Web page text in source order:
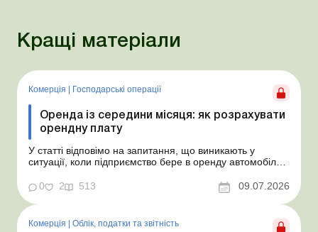
Кращі матеріали
Комерція Господарські операції
Оренда із середини місяця: як розрахувати
орендну плату
У статті відповімо на запитання, що виникають у
ситуації, коли підприємство бере в оренду автомобіль у
місяця. Підприємство орендує у фізособи автомобіль з
15.07.2026. Згідно з умовами договору орендна плата
становить 4 000 грн на місяць. Виникла...
0 2 513 09.07.2026
Комерція | Облік, податки та звiтнiсть